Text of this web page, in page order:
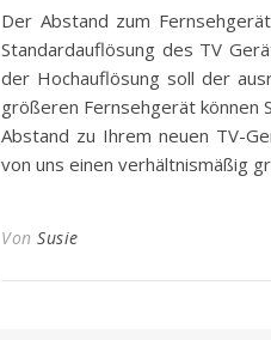
Der Abstand zum
Standardauflösung des TV
der Hochauflösung soll der
größeren Fernsehgerät können
Abstand zu Ihrem neuen TV-
von uns einen verhältnismäßig
Von Susie